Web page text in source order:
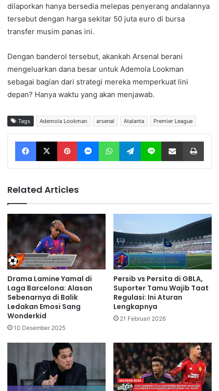
dilaporkan hanya bersedia melepas penyerang andalannya
tersebut dengan harga sekitar 50 juta euro di bursa
transfer musim panas ini.
Dengan banderol tersebut, akankah Arsenal berani
mengeluarkan dana besar untuk Ademola Lookman
sebagai bagian dari strategi mereka memperkuat lini
depan? Hanya waktu yang akan menjawab.
Tags Ademola Lookman arsenal Atalanta Premier League
Facebook X Pinterest Messenger WhatsApp Telegram Line Share via Email
Related Articles
Drama Lamine Yamal di
Laga Barcelona: Alasan
Sebenarnya di Balik
Ledakan Emosi Sang
Wonderkid
10 Desember 2025
Persib vs Persita di GBLA,
Suporter Tamu Wajib Taat
Regulasi: Ini Aturan
Lengkapnya
21 Februari 2026